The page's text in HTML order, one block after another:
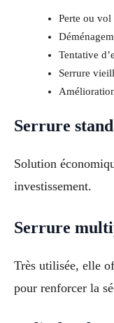
Perte ou vol
Tentative
Serrure
Serrure
Solution
investissement.
Serrure
Très utilisée, elle
pour renforcer la